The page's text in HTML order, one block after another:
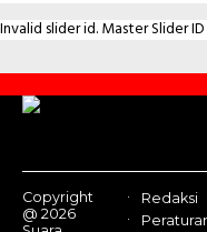
Invalid slider id. Master Slider
Contact
Us
Copyright
@ 2026
Redaksi